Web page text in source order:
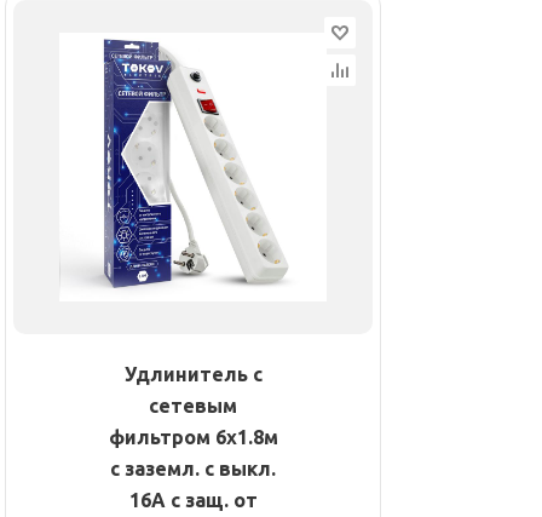
Удлинитель с
сетевым
фильтром 6х1.8м
с заземл. с выкл.
16А с защ. от